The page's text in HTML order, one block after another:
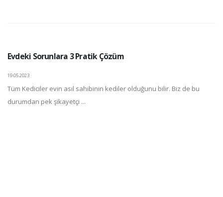
Evdeki Sorunlara 3 Pratik Çözüm
19.05.2023
Tüm Kediciler evin asıl sahibinin kediler olduğunu bilir. Biz de bu
durumdan pek şikayetçi ...